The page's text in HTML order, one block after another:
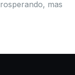
mas